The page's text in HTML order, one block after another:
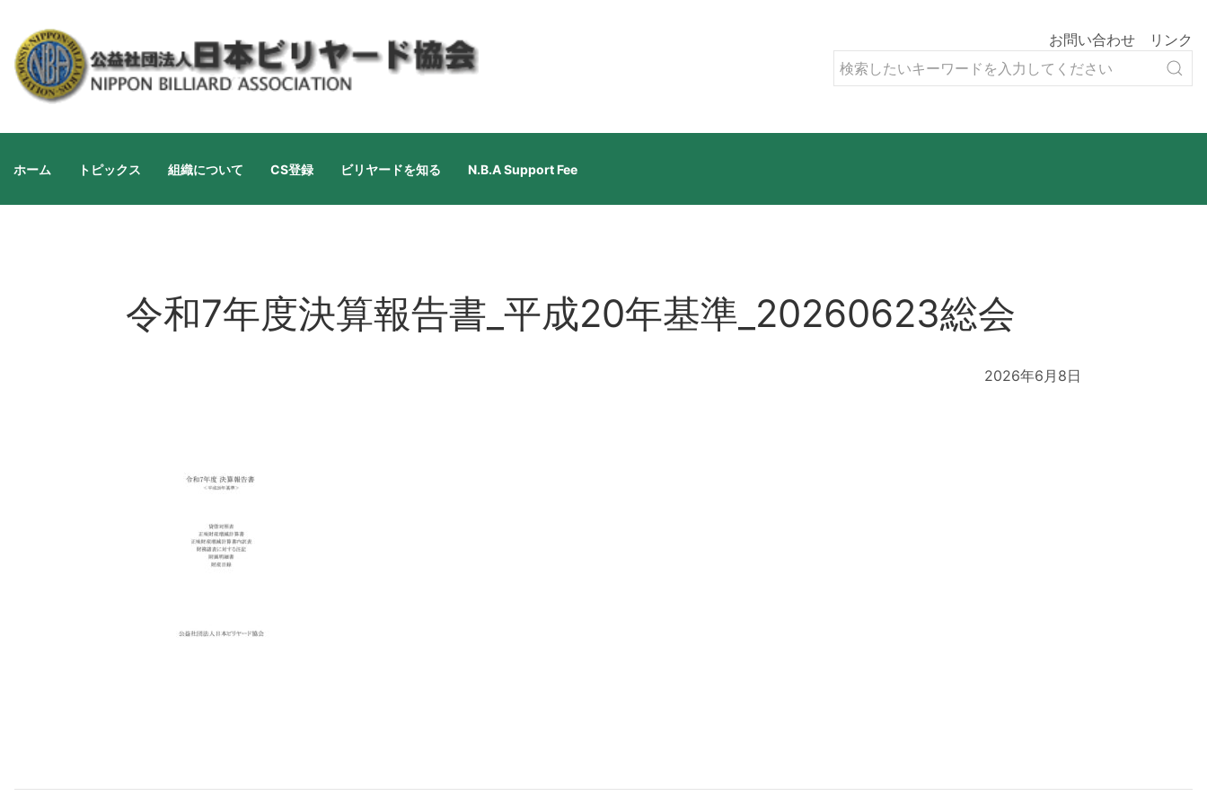
お問い合わせ リンク
ホーム トピックス 組織について CS登録 ビリヤードを知る N.B.A Support Fee
令和7年度決算報告書_平成20年基準_20260623総会
2026年6月8日